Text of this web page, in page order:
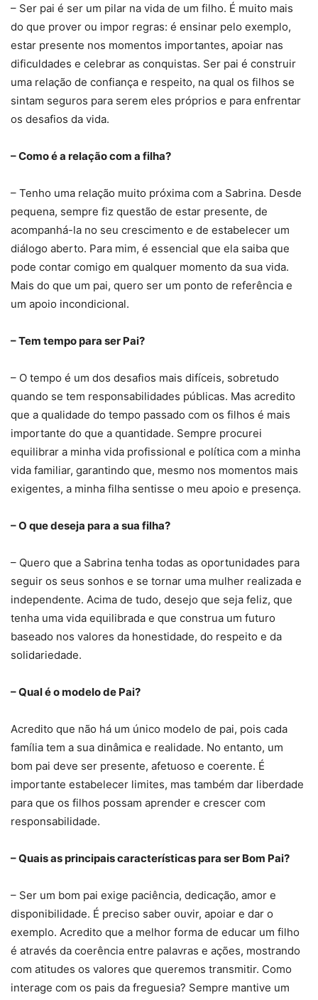
– Ser pai é ser um pilar na vida de um filho. É muito mais
do que prover ou impor regras: é ensinar pelo exemplo,
estar presente nos momentos importantes, apoiar nas
dificuldades e celebrar as conquistas. Ser pai é construir
uma relação de confiança e respeito, na qual os filhos se
sintam seguros para serem eles próprios e para enfrentar
os desafios da vida.
– Como é a relação com a filha?
– Tenho uma relação muito próxima com a Sabrina. Desde
pequena, sempre fiz questão de estar presente, de
acompanhá-la no seu crescimento e de estabelecer um
diálogo aberto. Para mim, é essencial que ela saiba que
pode contar comigo em qualquer momento da sua vida.
Mais do que um pai, quero ser um ponto de referência e
um apoio incondicional.
– Tem tempo para ser Pai?
– O tempo é um dos desafios mais difíceis, sobretudo
quando se tem responsabilidades públicas. Mas acredito
que a qualidade do tempo passado com os filhos é mais
importante do que a quantidade. Sempre procurei
equilibrar a minha vida profissional e política com a minha
vida familiar, garantindo que, mesmo nos momentos mais
exigentes, a minha filha sentisse o meu apoio e presença.
– O que deseja para a sua filha?
– Quero que a Sabrina tenha todas as oportunidades para
seguir os seus sonhos e se tornar uma mulher realizada e
independente. Acima de tudo, desejo que seja feliz, que
tenha uma vida equilibrada e que construa um futuro
baseado nos valores da honestidade, do respeito e da
solidariedade.
– Qual é o modelo de Pai?
Acredito que não há um único modelo de pai, pois cada
família tem a sua dinâmica e realidade. No entanto, um
bom pai deve ser presente, afetuoso e coerente. É
importante estabelecer limites, mas também dar liberdade
para que os filhos possam aprender e crescer com
responsabilidade.
– Quais as principais características para ser Bom Pai?
– Ser um bom pai exige paciência, dedicação, amor e
disponibilidade. É preciso saber ouvir, apoiar e dar o
exemplo. Acredito que a melhor forma de educar um filho
é através da coerência entre palavras e ações, mostrando
com atitudes os valores que queremos transmitir. Como
interage com os pais da freguesia? Sempre mantive um